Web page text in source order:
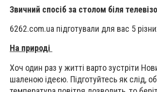
Звичний спосіб за столом біля
6262.com.ua підготували для вас 5
На природі
Хоч один раз у житті варто зустріти
шаленою ідеєю. Підготуйтесь як слід,